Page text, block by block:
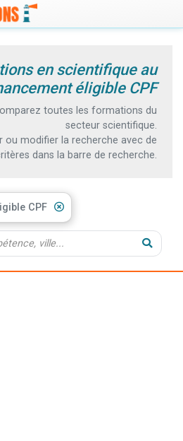
en scientifique au
éligible CPF
toutes les formations du
secteur scientifique.
ou modifier la recherche avec de
dans la barre de recherche.
CPF